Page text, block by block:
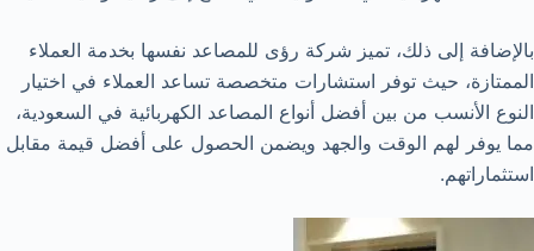
بالإضافة إلى ذلك، تميز شركة رؤى للمصاعد نفسها بخدمة العملاء
الممتازة، حيث توفر استشارات متخصصة تساعد العملاء في اختيار
النوع الأنسب من بين أفضل أنواع المصاعد الكهربائية في السعودية،
مما يوفر لهم الوقت والجهد ويضمن الحصول على أفضل قيمة مقابل
استثماراتهم.